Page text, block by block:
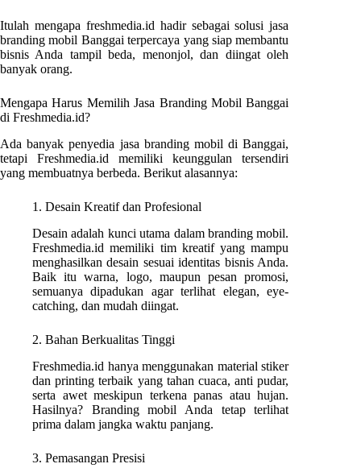
Itulah mengapa freshmedia.id hadir sebagai solusi jasa
branding mobil Banggai terpercaya yang siap membantu
bisnis Anda tampil beda, menonjol, dan diingat oleh
banyak orang.
Mengapa Harus Memilih Jasa Branding Mobil Banggai
di Freshmedia.id?
Ada banyak penyedia jasa branding mobil di Banggai,
tetapi Freshmedia.id memiliki keunggulan tersendiri
yang membuatnya berbeda. Berikut alasannya:
1. Desain Kreatif dan Profesional
Desain adalah kunci utama dalam branding mobil.
Freshmedia.id memiliki tim kreatif yang mampu
menghasilkan desain sesuai identitas bisnis Anda.
Baik itu warna, logo, maupun pesan promosi,
semuanya dipadukan agar terlihat elegan, eye-
catching, dan mudah diingat.
2. Bahan Berkualitas Tinggi
Freshmedia.id hanya menggunakan material stiker
dan printing terbaik yang tahan cuaca, anti pudar,
serta awet meskipun terkena panas atau hujan.
Hasilnya? Branding mobil Anda tetap terlihat
prima dalam jangka waktu panjang.
3. Pemasangan Presisi